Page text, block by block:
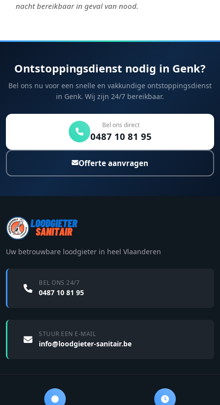
nacht bereikbaar in geval van nood.
Ontstoppingsdienst nodig in Genk?
Bel ons nu voor een snelle en vakkundige ontstoppingsdienst
in Genk. Wij zijn 24/7 bereikbaar.
Bel ons direct
0487 10 81 95
Offerte aanvragen
Uw betrouwbare loodgieter in heel Vlaanderen
BEL ONS 24/7
0487 10 81 95
STUUR EEN E-MAIL
info@loodgieter-sanitair.be